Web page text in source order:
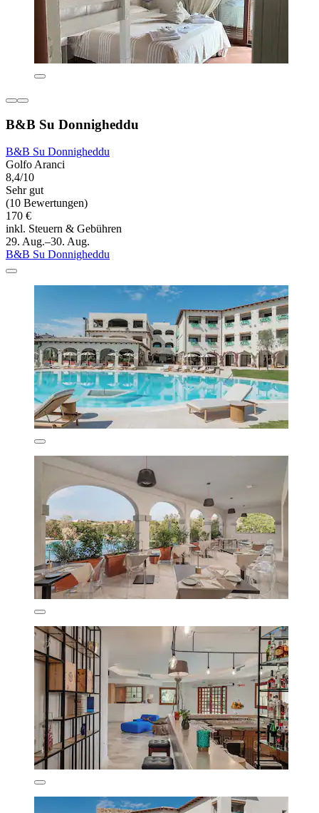
B&B Su Donnigheddu
B&B Su Donnigheddu
Golfo Aranci
8,4/10
Sehr gut
(10 Bewertungen)
170 €
inkl. Steuern & Gebühren
29. Aug.–30. Aug.
B&B Su Donnigheddu